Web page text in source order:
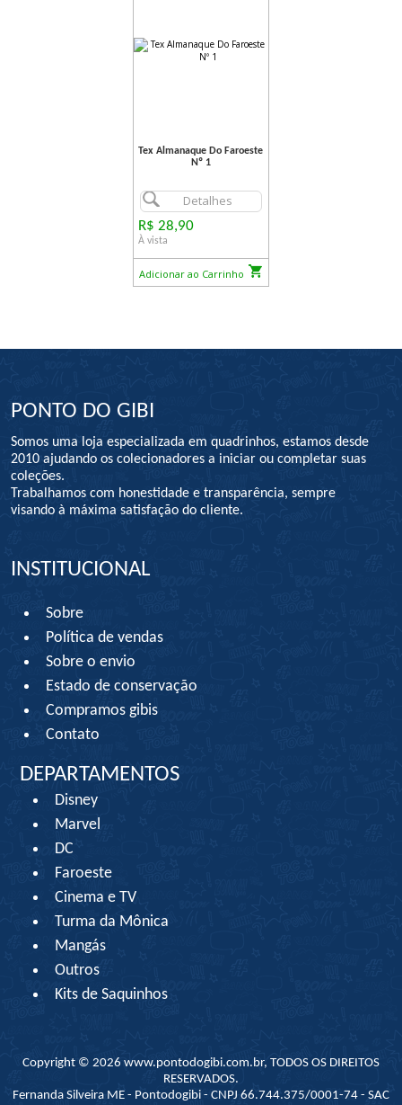
Tex Almanaque Do Faroeste
Nº 1
Detalhes
R$ 28,90
À vista
Adicionar ao Carrinho
PONTO DO GIBI
Somos uma loja especializada em quadrinhos, estamos desde
2010 ajudando os colecionadores a iniciar ou completar suas
coleções.
Trabalhamos com honestidade e transparência, sempre
visando à máxima satisfação do cliente.
INSTITUCIONAL
Sobre
Política de vendas
Sobre o envio
Estado de conservação
Compramos gibis
Contato
DEPARTAMENTOS
Disney
Marvel
DC
Faroeste
Cinema e TV
Turma da Mônica
Mangás
Outros
Kits de Saquinhos
Copyright © 2026 www.pontodogibi.com.br, TODOS OS DIREITOS
RESERVADOS.
Fernanda Silveira ME - Pontodogibi - CNPJ 66.744.375/0001-74 - SAC